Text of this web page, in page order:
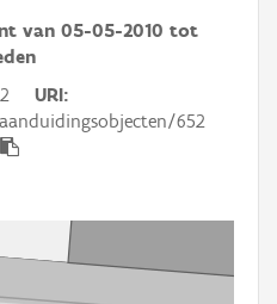
van 05-05-2010 tot
URI
652